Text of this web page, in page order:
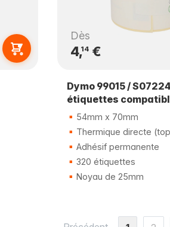
Dès
4,14 €
Dymo 99015 /
étiquettes
54mm x 70mm
Thermique directe
Adhésif permanente
320 étiquettes
Noyau de 25mm